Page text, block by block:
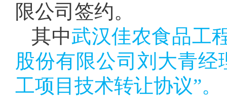
限公司签约。
其中武汉佳农食品工
股份有限公司刘大青
工项目技术转让协议”。